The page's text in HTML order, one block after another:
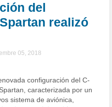
del
realizó
05, 2018
configuración del C-
caracterizada por un
sistema de aviónica,